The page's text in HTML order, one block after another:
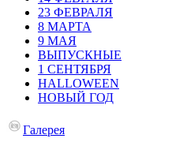
23 ФЕВРАЛЯ
8 МАРТА
9 МАЯ
ВЫПУСКНЫЕ
1 СЕНТЯБРЯ
HALLOWEEN
НОВЫЙ ГОД
Галерея